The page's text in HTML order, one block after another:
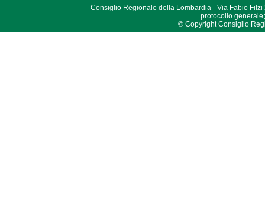
Consiglio Regionale della Lombardia - Via Fabio Filzi
© Copyright Consiglio